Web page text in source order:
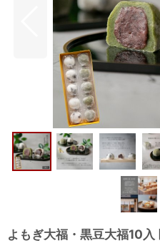
よもぎ大福・黒豆大福10入